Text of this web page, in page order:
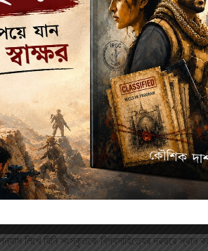
লিখে যিনি সংস্কৃতকে বিশ্বসাহিত্যের দরবারে স্থান